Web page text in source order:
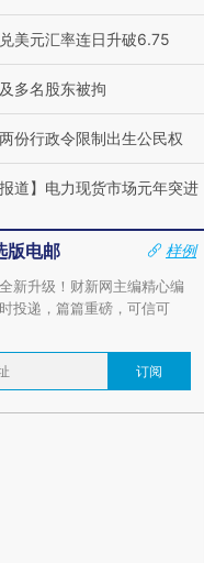
美元汇率连日升破6.75
多名股东被拘
份行政令限制出生公民权
报道】电力现货市场元年突进
版电邮
样例
新升级！财新网主编精心编
投递，篇篇重磅，可信可
订阅